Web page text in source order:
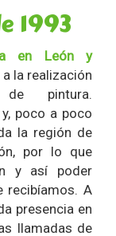
1993
en León y
la realización
pintura.
poco a poco
la región de
por lo que
y así poder
recibíamos. A
presencia en
llamadas de